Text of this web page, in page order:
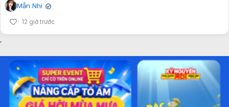
Mẫn Nhi ✔
12 giờ trước